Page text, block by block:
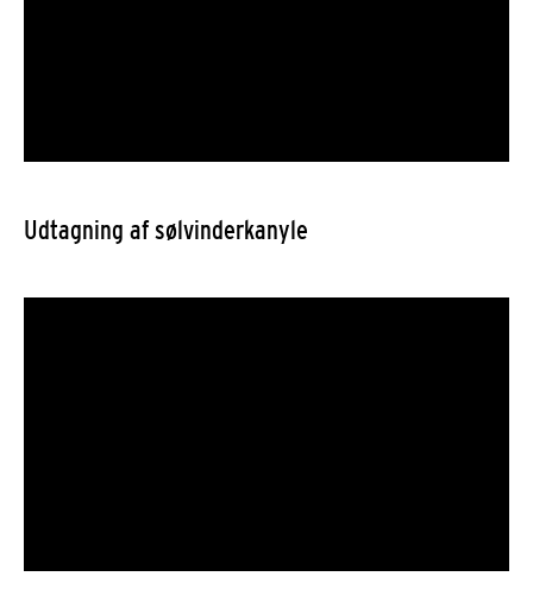
Udtagning af sølvinderkanyle